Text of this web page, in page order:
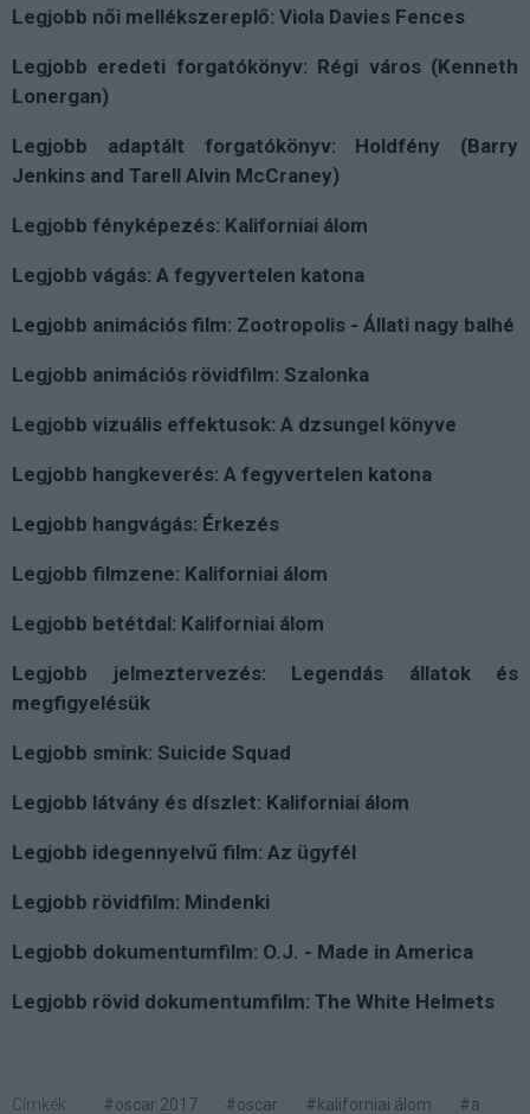
Legjobb női mellékszereplő: Viola Davies Fences
Legjobb eredeti forgatókönyv: Régi város (Kenneth
Lonergan)
Legjobb adaptált forgatókönyv: Holdfény (Barry
Jenkins and Tarell Alvin McCraney)
Legjobb fényképezés: Kaliforniai álom
Legjobb vágás: A fegyvertelen katona
Legjobb animációs film: Zootropolis - Állati nagy balhé
Legjobb animációs rövidfilm: Szalonka
Legjobb vizuális effektusok: A dzsungel könyve
Legjobb hangkeverés: A fegyvertelen katona
Legjobb hangvágás: Érkezés
Legjobb filmzene: Kaliforniai álom
Legjobb betétdal: Kaliforniai álom
Legjobb jelmeztervezés: Legendás állatok és
megfigyelésük
Legjobb smink: Suicide Squad
Legjobb látvány és díszlet: Kaliforniai álom
Legjobb idegennyelvű film: Az ügyfél
Legjobb rövidfilm: Mindenki
Legjobb dokumentumfilm: O.J. - Made in America
Legjobb rövid dokumentumfilm: The White Helmets
Címkék: #oscar 2017 #oscar #kaliforniai álom
#a